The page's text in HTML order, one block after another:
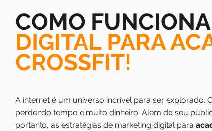
COMO
DIGITAL PARA
CROSSFIT!
A internet é um universo incrível para ser explorado.
perdendo tempo e muito dinheiro. Além do seu
portanto, as estratégias de marketing digital para